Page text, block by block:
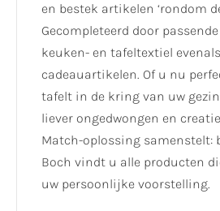
en bestek artikelen ‘rondom
Gecompleteerd door
keuken- en tafeltextiel
cadeauartikelen. Of u nu
tafelt in de kring van uw
liever ongedwongen en
Match-oplossing samenstelt:
Boch vindt u alle producten
uw persoonlijke voorstelling.